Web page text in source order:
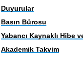
Duyurular
Basın Bürosu
Yabancı Kaynaklı Hibe
Akademik Takvim